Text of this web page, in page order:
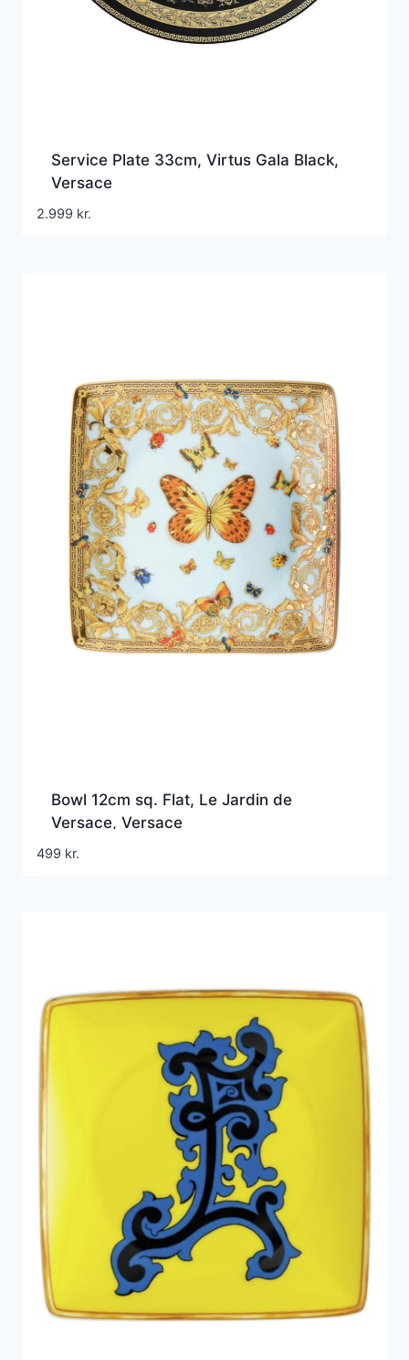
Service Plate 33cm, Virtus Gala Black,
Versace
2.999 kr.
Bowl 12cm sq. Flat, Le Jardin de
Versace, Versace
499 kr.